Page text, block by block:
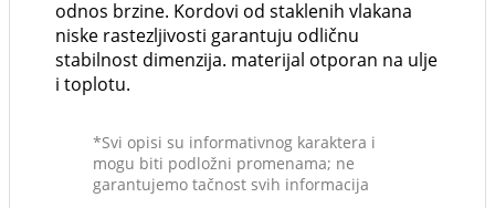
odnos brzine. Kordovi od staklenih vlakana
niske rastezljivosti garantuju odličnu
stabilnost dimenzija. materijal otporan na ulje
i toplotu.
*Svi opisi su informativnog karaktera i
mogu biti podložni promenama; ne
garantujemo tačnost svih informacija